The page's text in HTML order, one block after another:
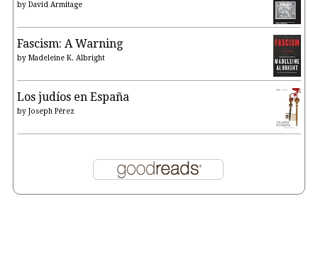
by David Armitage
Fascism: A Warning
by Madeleine K. Albright
Los judíos en España
by Joseph Pérez